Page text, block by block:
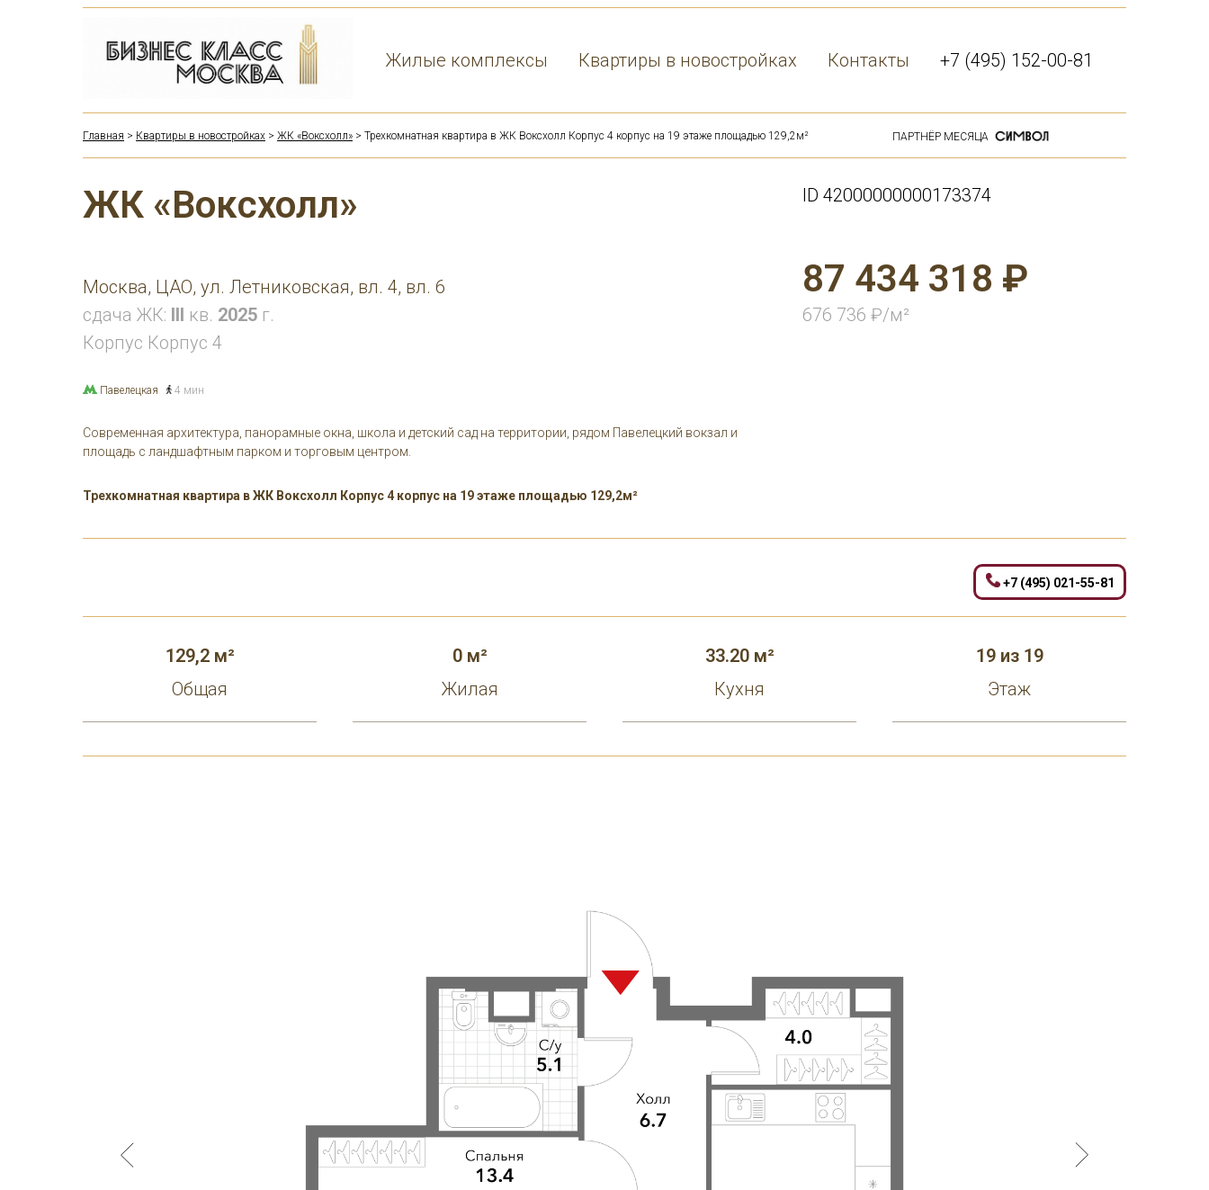
Жилые комплексы Квартиры в новостройках Контакты +7 (495) 152-00-81
Главная > Квартиры в новостройках > ЖК «Воксхолл» > Трехкомнатная квартира в ЖК Воксхолл Корпус 4 корпус на 19 этаже площадью 129,2м² ПАРТНЁР МЕСЯЦА
ЖК «Воксхолл»
Москва, ЦАО, ул. Летниковская, вл. 4, вл. 6
сдача ЖК: III кв. 2025 г.
Корпус Корпус 4
Павелецкая 4 мин
Современная архитектура, панорамные окна, школа и детский сад на территории, рядом Павелецкий вокзал и
площадь с ландшафтным парком и торговым центром.
Трехкомнатная квартира в ЖК Воксхолл Корпус 4 корпус на 19 этаже площадью 129,2м²
ID 42000000000173374
87 434 318 ₽
676 736 ₽/м²
+7 (495) 021-55-81
129,2 м²
Общая
0 м²
Жилая
33.20 м²
Кухня
19 из 19
Этаж